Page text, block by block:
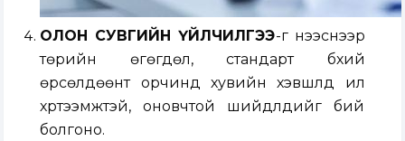
ОЛОН СУВГИЙН ҮЙЛЧИЛГЭЭ-г нээснээр
төрийн өгөгдөл, стандарт бүхий
өрсөлдөөнт орчинд хувийн хэвшлүүд илүү
хүртээмжтэй, оновчтой шийдлүүдийг бий
болгоно.